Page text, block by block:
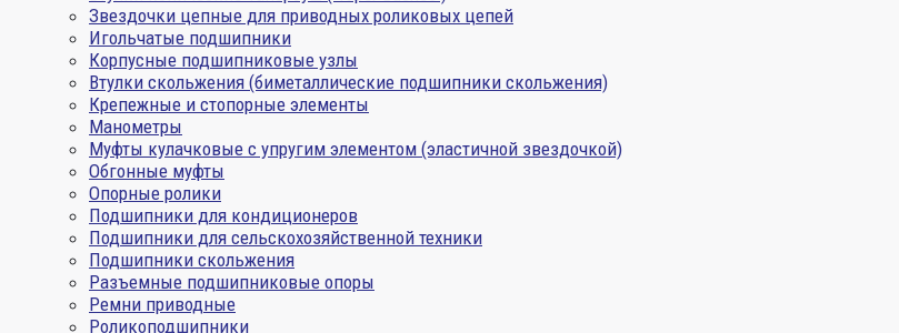
Звездочки цепные для приводных роликовых цепей
Игольчатые подшипники
Корпусные подшипниковые узлы
Втулки скольжения (биметаллические подшипники скольжения)
Крепежные и стопорные элементы
Манометры
Муфты кулачковые с упругим элементом (эластичной звездочкой)
Обгонные муфты
Опорные ролики
Подшипники для кондиционеров
Подшипники для сельскохозяйственной техники
Подшипники скольжения
Разъемные подшипниковые опоры
Ремни приводные
Роликоподшипники